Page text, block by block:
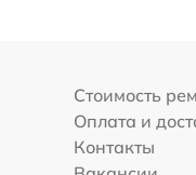
Стоимость
Оплата и
Контакты